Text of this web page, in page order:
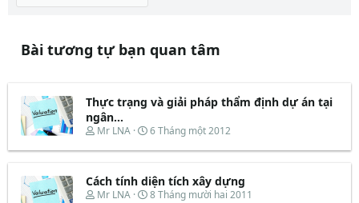
Bài tương tự bạn quan tâm
Thực trạng và giải pháp thẩm định dự án tại
ngân...
T
r
a
d
Mr LNA
N
à
b
ắ
6 Tháng một 2012
Cách tính diện tích xây dựng
T
Mr LNA
N
8 Tháng mười hai 2011